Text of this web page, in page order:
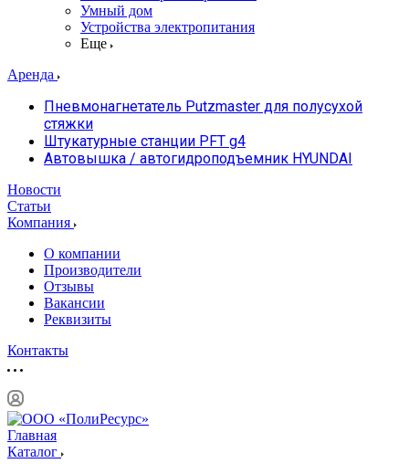
Умный дом
Устройства электропитания
Еще
Аренда
Пневмонагнетатель Putzmaster для полусухой
стяжки
Штукатурные станции PFT g4
Автовышка / автогидроподъемник HYUNDAI
Новости
Статьи
Компания
О компании
Производители
Отзывы
Вакансии
Реквизиты
Контакты
Главная
Каталог